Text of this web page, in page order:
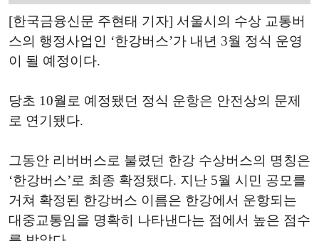
[한국금융신문 주현태 기자] 서울시의 수상 교통버
스의 행정사업인 ‘한강버스’가 내년 3월 정식 운영
이 될 예정이다.
당초 10월로 예정됐던 정식 운항은 안전상의 문제
로 연기됐다.
그동안 리버버스로 불렸던 한강 수상버스의 명칭은
‘한강버스’로 최종 확정됐다. 지난 5월 시민 공모를
거쳐 확정된 한강버스 이름은 한강에서 운항되는
대중교통임을 명확히 나타낸다는 점에서 높은 점수